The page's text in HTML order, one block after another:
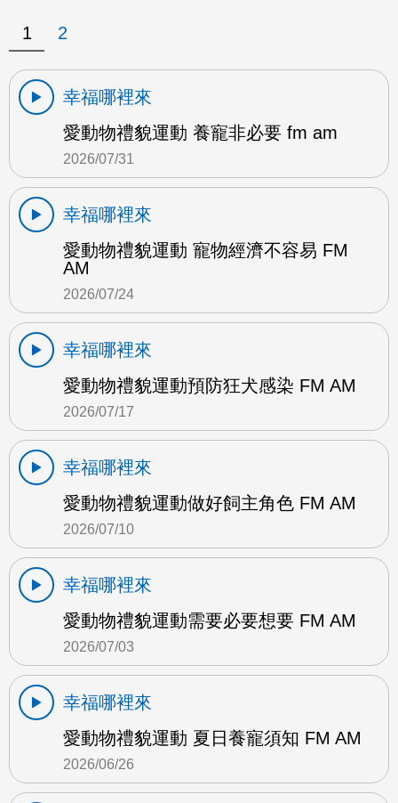
1 2
幸福哪裡來
愛動物禮貌運動 養寵非必要 fm am
2026/07/31
幸福哪裡來
愛動物禮貌運動 寵物經濟不容易 FM
AM
2026/07/24
幸福哪裡來
愛動物禮貌運動預防狂犬感染 FM AM
2026/07/17
幸福哪裡來
愛動物禮貌運動做好飼主角色 FM AM
2026/07/10
幸福哪裡來
愛動物禮貌運動需要必要想要 FM AM
2026/07/03
幸福哪裡來
愛動物禮貌運動 夏日養寵須知 FM AM
2026/06/26